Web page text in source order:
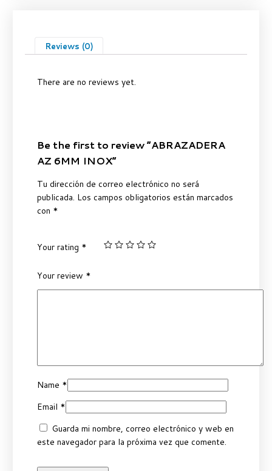
Reviews (0)
There are no reviews yet.
Be the first to review “ABRAZADERA
AZ 6MM INOX”
Tu dirección de correo electrónico no será
publicada. Los campos obligatorios están marcados
con *
Your rating *
Your review *
Name *
Email *
Guarda mi nombre, correo electrónico y web en
este navegador para la próxima vez que comente.